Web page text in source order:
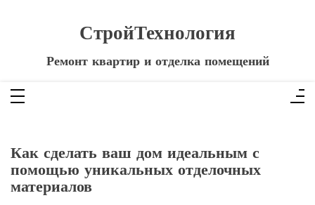
СтройТехнология
Ремонт квартир и отделка помещений
Как сделать ваш дом идеальным с
помощью уникальных отделочных
материалов